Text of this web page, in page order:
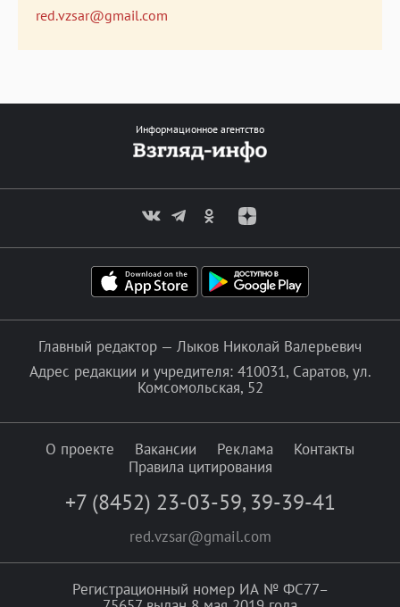
red.vzsar@gmail.com
Информационное агентство
Главный редактор — Лыков Николай Валерьевич
Адрес редакции и учредителя: 410031, Саратов, ул.
Комсомольская, 52
О проекте Вакансии Реклама
Контакты
Правила цитирования
+7 (8452) 23-03-59, 39-39-41
red.vzsar@gmail.com
Регистрационный номер ИА № ФС77–